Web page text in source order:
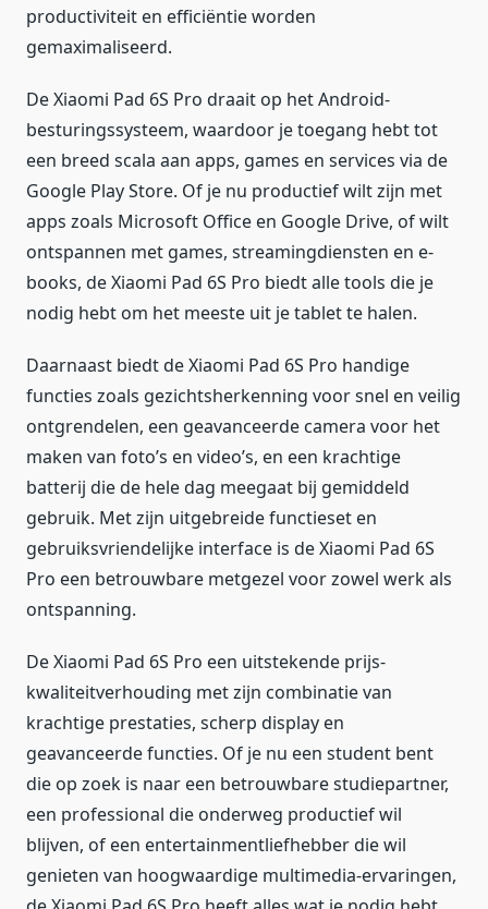
productiviteit en efficiëntie worden
gemaximaliseerd.
De Xiaomi Pad 6S Pro draait op het Android-
besturingssysteem, waardoor je toegang hebt tot
een breed scala aan apps, games en services via de
Google Play Store. Of je nu productief wilt zijn met
apps zoals Microsoft Office en Google Drive, of wilt
ontspannen met games, streamingdiensten en e-
books, de Xiaomi Pad 6S Pro biedt alle tools die je
nodig hebt om het meeste uit je tablet te halen.
Daarnaast biedt de Xiaomi Pad 6S Pro handige
functies zoals gezichtsherkenning voor snel en veilig
ontgrendelen, een geavanceerde camera voor het
maken van foto’s en video’s, en een krachtige
batterij die de hele dag meegaat bij gemiddeld
gebruik. Met zijn uitgebreide functieset en
gebruiksvriendelijke interface is de Xiaomi Pad 6S
Pro een betrouwbare metgezel voor zowel werk als
ontspanning.
De Xiaomi Pad 6S Pro een uitstekende prijs-
kwaliteitverhouding met zijn combinatie van
krachtige prestaties, scherp display en
geavanceerde functies. Of je nu een student bent
die op zoek is naar een betrouwbare studiepartner,
een professional die onderweg productief wil
blijven, of een entertainmentliefhebber die wil
genieten van hoogwaardige multimedia-ervaringen,